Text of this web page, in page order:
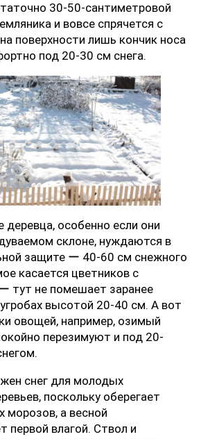
30-50-сантиметровой
и вовсе спрячется с
поверхности лишь кончик носа
под 20-30 см снега.
особенно если они
склоне, нуждаются в
защите ー 40-60 см снежного
касается цветников с
тут не помешает заранее
высотой 20-40 см. А вот
овощей, например, озимый
перезимуют и под 20-
снег для молодых
поскольку оберегает
морозов, а весной
первой влагой. Ствол и